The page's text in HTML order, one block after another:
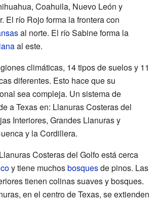
Coahuila, Nuevo León y
El río Rojo forma la frontera con
al norte. El río Sabine forma la
al este.
climáticas, 14 tipos de suelos y 11
diferentes. Esto hace que su
sea compleja. Un sistema de
a Texas en: Llanuras Costeras del
Interiores, Grandes Llanuras y
y la Cordillera.
Costeras del Golfo está cerca
y tiene muchosbosquesde pinos. Las
tienen colinas suaves y bosques.
en el centro de Texas, se extienden